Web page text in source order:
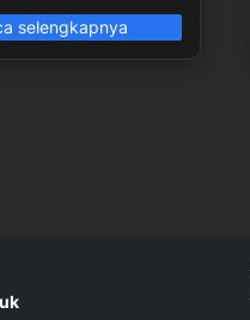
selengkapnya